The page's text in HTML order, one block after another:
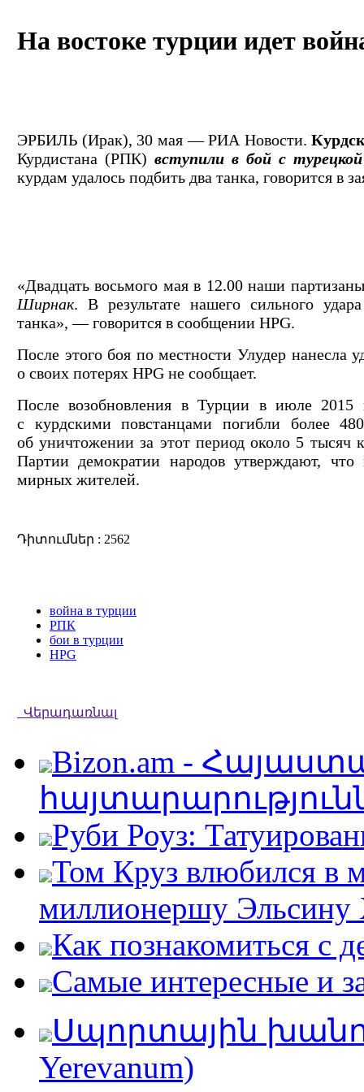
На востоке турции идет
ЭРБИЛЬ (Ирак), 30 мая — РИА Новости.
Курдистана (РПК) вступили в бой с
курдам удалось подбить два танка, говорится в
«Двадцать восьмого мая в 12.00 наши
Ширнак. В результате нашего сильного
танка», — говорится в сообщении HPG.
После этого боя по местности Улудер нанесла
о своих потерях HPG не сообщает.
После возобновления в Турции в июле 2015
с курдскими повстанцами погибли более
об уничтожении за этот период около 5 тысяч
Партии демократии народов утверждают, что
мирных жителей.
Դիտումներ : 2562
война в турции
РПК
бои в турции
HPG
Վերադառնալ
Bizon.am -
Руби Роуз:
Том Круз влюбился в
миллионершу Эльсину
Как познакомиться с
Самые интересные и
Սպորտային
Yerevanum)